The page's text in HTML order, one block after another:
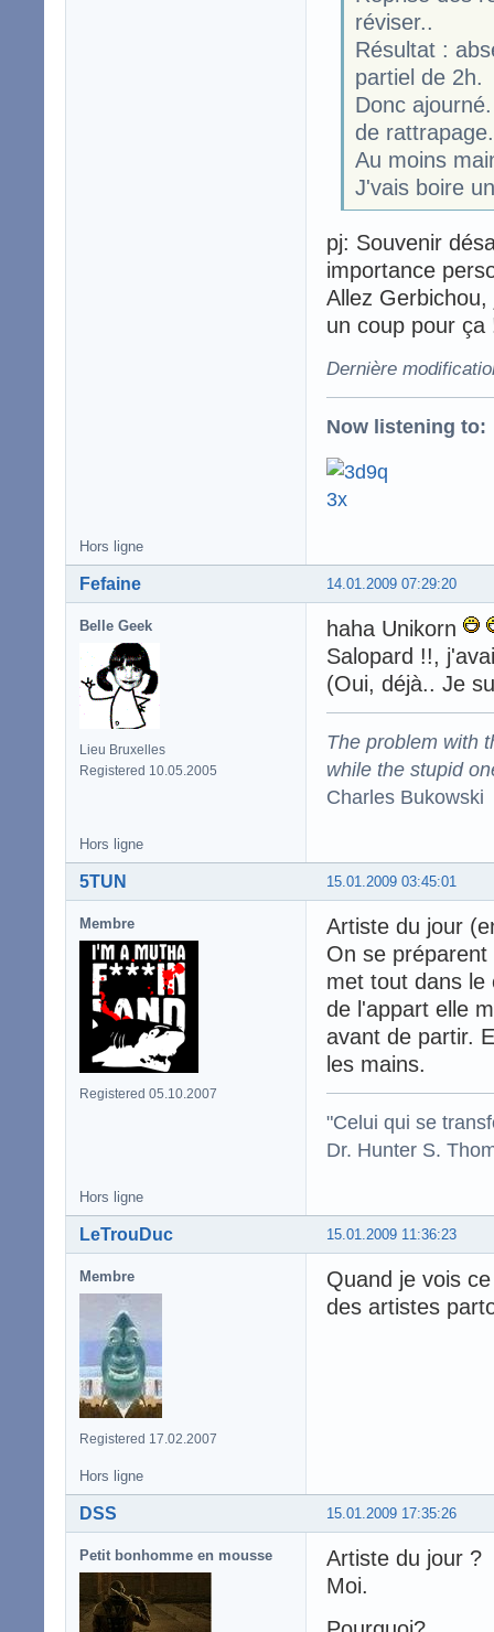
réviser..
Résultat :
partiel de 2h.
Donc
de
Au moins
J'vais boire
pj: Souvenir
importance
Allez
un coup pour ça
Dernière
Now listening to:
Hors ligne
14.01.2009 07:29:20
Fefaine
Belle Geek
Lieu Bruxelles
Registered 10.05.2005
haha Unikorn
Salopard !!,
(Oui, déjà.. Je
The problem with
while the stupid
Charles Bukowski
Hors ligne
15.01.2009 03:45:01
5TUN
Membre
Registered 05.10.2007
Artiste du jour
On se
met tout dans le
de l'appart elle
avant de partir.
les mains.
"Celui qui se
Dr. Hunter S.
Hors ligne
15.01.2009 11:36:23
LeTrouDuc
Membre
Registered 17.02.2007
Quand je vois
des artistes
Hors ligne
15.01.2009 17:35:26
DSS
Petit bonhomme en mousse
Artiste du jour ?
Moi.